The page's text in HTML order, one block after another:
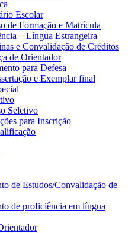
Escolar
de Formação e Matrícula
– Língua Estrangeira
e Convalidação de Créditos
de Orientador
para Defesa
e Exemplar final
Seletivo
para Inscrição
de Estudos/Convalidação de
de proficiência em língua